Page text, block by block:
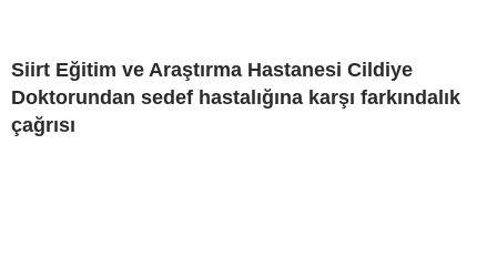
Siirt Eğitim ve Araştırma Hastanesi Cildiye
Doktorundan sedef hastalığına karşı farkındalık
çağrısı